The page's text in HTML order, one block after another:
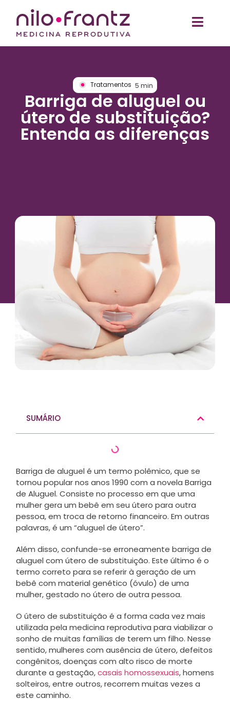
Tratamentos 5 min
Barriga de aluguel ou
útero de substituição?
Entenda as diferenças
SUMÁRIO
Barriga de aluguel é um termo polêmico, que se
tornou popular nos anos 1990 com a novela Barriga
de Aluguel. Consiste no processo em que uma
mulher gera um bebê em seu útero para outra
pessoa, em troca de retorno financeiro. Em outras
palavras, é um “aluguel de útero”.
Além disso, confunde-se erroneamente barriga de
aluguel com útero de substituição. Este último é o
termo correto para se referir à geração de um
bebê com material genético (óvulo) de uma
mulher, gestado no útero de outra pessoa.
O útero de substituição é a forma cada vez mais
utilizada pela medicina reprodutiva para viabilizar o
sonho de muitas famílias de terem um filho. Nesse
sentido, mulheres com ausência de útero, defeitos
congênitos, doenças com alto risco de morte
durante a gestação,casais homossexuais, homens
solteiros, entre outros, recorrem muitas vezes a
este caminho.